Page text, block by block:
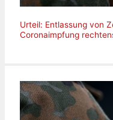
Urteil: Entlassung von
Coronaimpfung